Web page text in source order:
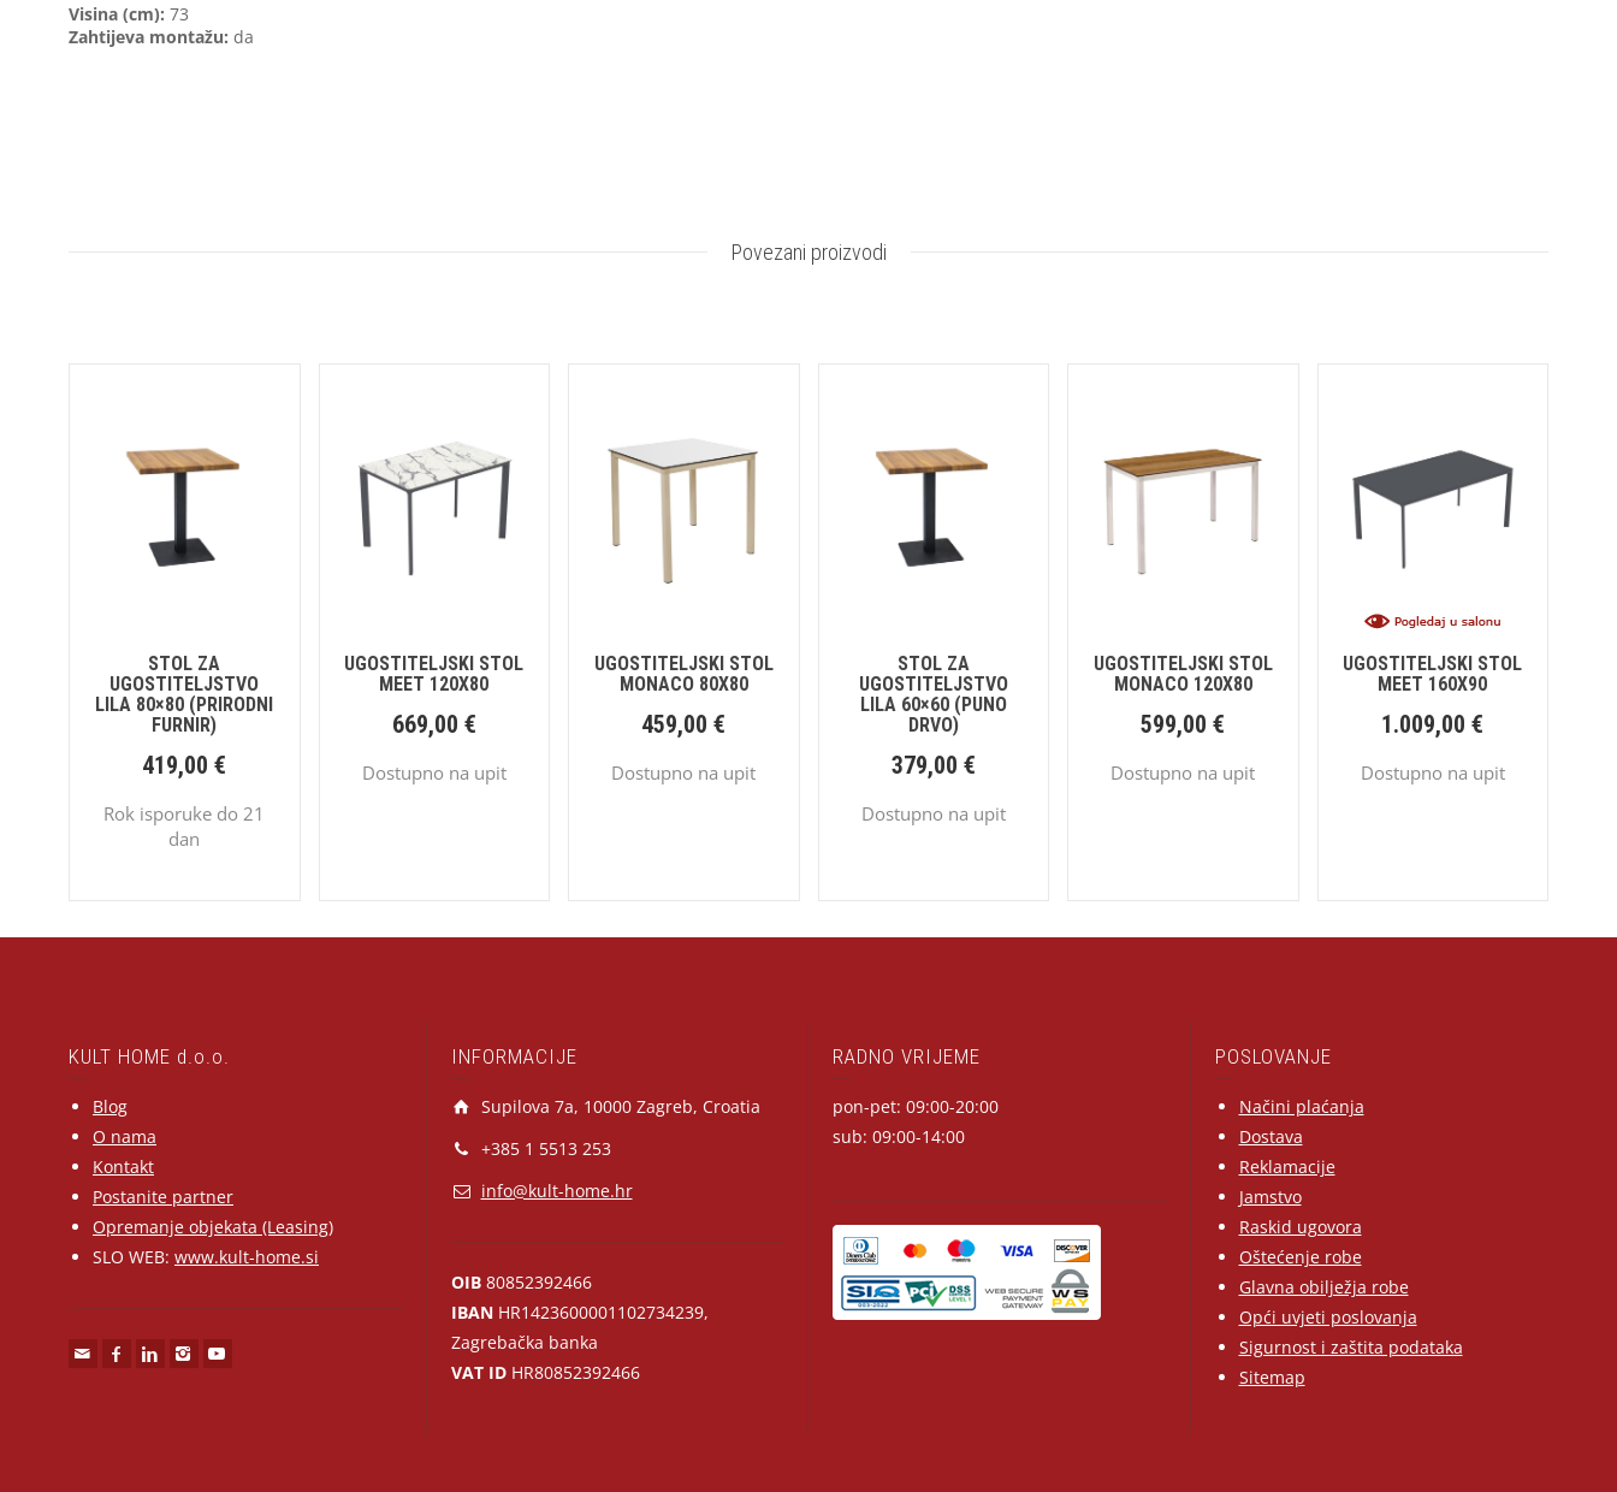
Visina (cm): 73
Zahtijeva montažu: da
Povezani proizvodi
STOL ZA
UGOSTITELJSTVO
LILA 80×80 (PRIRODNI
FURNIR)
419,00€
Rok isporuke do 21
dan
UGOSTITELJSKI STOL
MEET 120X80
669,00 €
Dostupno na upit
UGOSTITELJSKI STOL
MONACO 80X80
459,00€
Dostupno na upit
STOL ZA
UGOSTITELJSTVO
LILA 60×60 (PUNO
DRVO)
379,00 €
Dostupno na upit
UGOSTITELJSKI STOL
MONACO 120X80
599,00€
Dostupno na upit
UGOSTITELJSKI STOL
MEET 160X90
1.009,00€
Dostupno na upit
KULT HOME d.o.o.
Blog
O nama
Kontakt
Postanite partner
Opremanje objekata (Leasing)
SLO WEB: www.kult-home.si
INFORMACIJE
Supilova 7a, 10000 Zagreb, Croatia
+385 1 5513 253
info@kult-home.hr
OIB80852392466
IBANHR1423600001102734239,
Zagrebačka banka
VAT IDHR80852392466
RADNO VRIJEME
pon-pet: 09:00-20:00
sub: 09:00-14:00
POSLOVANJE
Načini plaćanja
Dostava
Reklamacije
Jamstvo
Raskid ugovora
Oštećenje robe
Glavna obilježja robe
Opći uvjeti poslovanja
Sigurnost i zaštita podataka
Sitemap